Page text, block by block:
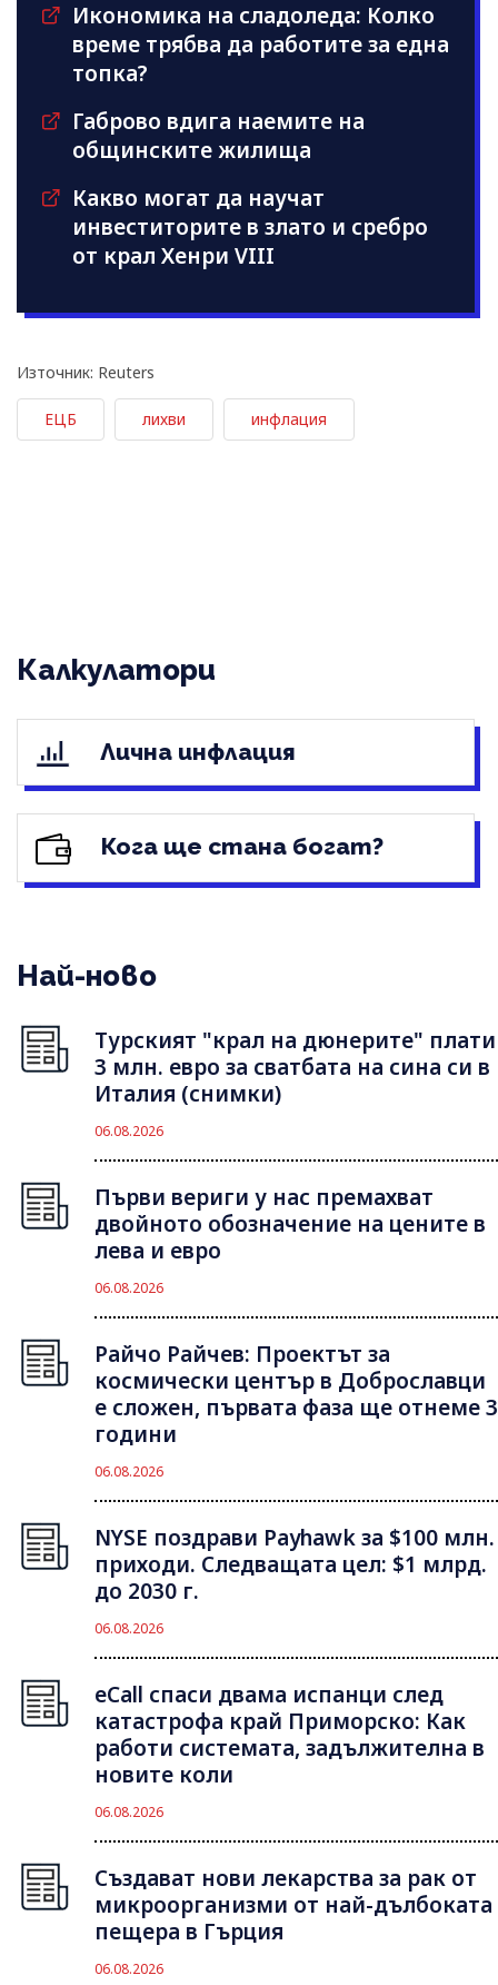
Икономика на сладоледа: Колко
време трябва да работите за една
топка?
Габрово вдига наемите на
общинските жилища
Какво могат да научат
инвеститорите в злато и сребро
от крал Хенри VIII
Източник: Reuters
ЕЦБ лихви инфлация
Калкулатори
Лична инфлация
Кога ще стана богат?
Най-ново
Турският "крал на дюнерите" плати
3 млн. евро за сватбата на сина си в
Италия (снимки)
06.08.2026
Първи вериги у нас премахват
двойното обозначение на цените в
лева и евро
06.08.2026
Райчо Райчев: Проектът за
космически център в Доброславци
е сложен, първата фаза ще отнеме 3
години
06.08.2026
NYSE поздрави Payhawk за $100 млн.
приходи. Следващата цел: $1 млрд.
до 2030 г.
06.08.2026
eCall спаси двама испанци след
катастрофа край Приморско: Как
работи системата, задължителна в
новите коли
06.08.2026
Създават нови лекарства за рак от
микроорганизми от най-дълбоката
пещера в Гърция
06.08.2026